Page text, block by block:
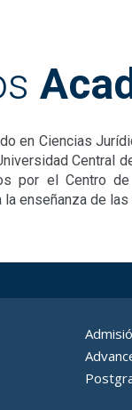
en Ciencias
Central
por el Centro
enseñanza de